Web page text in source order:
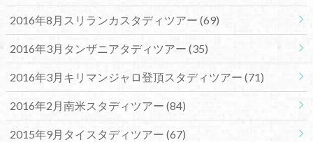
2016年8月スリランカスタディツアー (69)
2016年3月タンザニアタディツアー (35)
2016年3月キリマンジャロ登頂スタディツアー (71)
2016年2月南米スタディツアー (84)
2015年9月タイスタディツアー (67)